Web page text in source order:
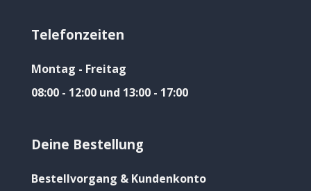
Telefonzeiten
Montag - Freitag
08:00 - 12:00 und 13:00 - 17:00
Deine Bestellung
Bestellvorgang & Kundenkonto